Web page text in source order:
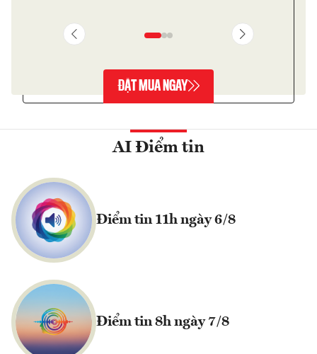
ĐẶT MUA NGAY
AI Điểm tin
Điểm tin 11h ngày 6/8
Điểm tin 8h ngày 7/8